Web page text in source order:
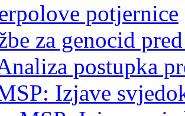
potjernice
za genocid
postupka
Izjave